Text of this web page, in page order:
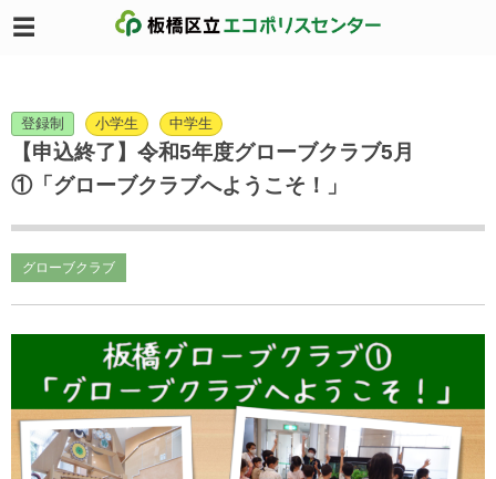
登録制 小学生 中学生
【申込終了】令和5年度グローブクラブ5月
①「グローブクラブへようこそ！」
グローブクラブ